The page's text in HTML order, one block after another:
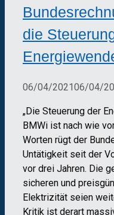
die
06/04/202106/04/
„Die Steuerung der
BMWi ist nach wie
Worten rügt der
Untätigkeit seit der
vor drei Jahren. Die
sicheren und
Elektrizität seien
Kritik ist derart